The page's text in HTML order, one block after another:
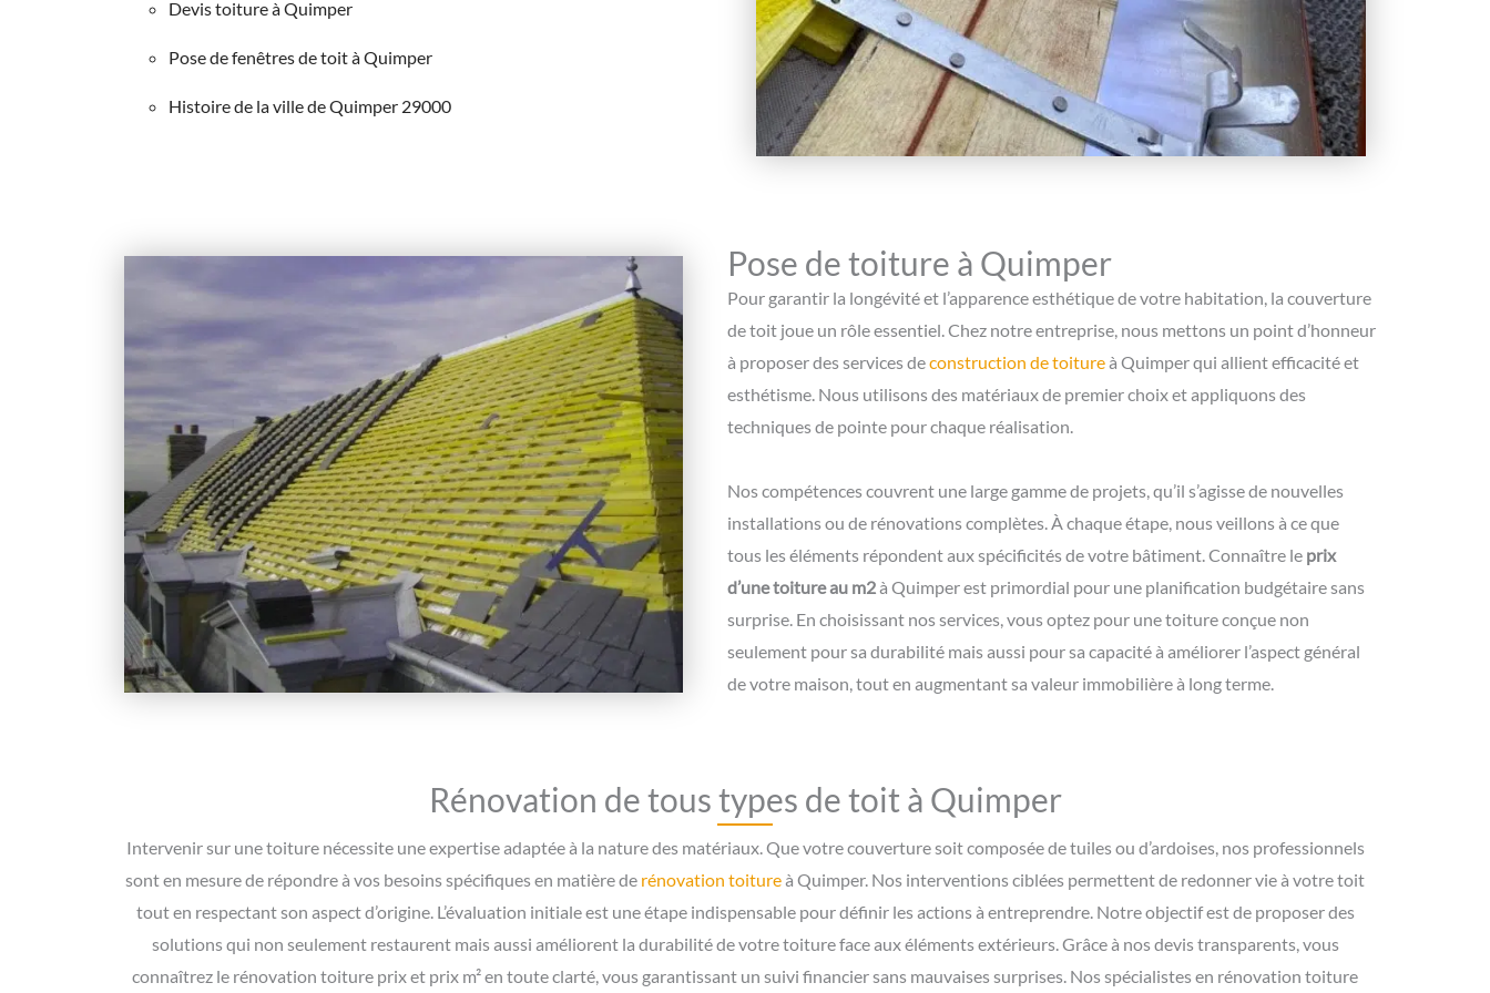
Devis toiture à Quimper
Pose de fenêtres de toit à Quimper
Histoire de la ville de Quimper 29000
Pose de toiture à Quimper
Pour garantir la longévité et l’apparence esthétique de votre habitation, la couverture
de toit joue un rôle essentiel. Chez notre entreprise, nous mettons un point d’honneur
à proposer des services deconstruction de toitureà Quimper qui allient efficacité et
esthétisme. Nous utilisons des matériaux de premier choix et appliquons des
techniques de pointe pour chaque réalisation.
Nos compétences couvrent une large gamme de projets, qu’il s’agisse de nouvelles
installations ou de rénovations complètes. À chaque étape, nous veillons à ce que
tous les éléments répondent aux spécificités de votre bâtiment. Connaître le prix
d’une toiture au m2à Quimper est primordial pour une planification budgétaire sans
surprise. En choisissant nos services, vous optez pour une toiture conçue non
seulement pour sa durabilité mais aussi pour sa capacité à améliorer l’aspect général
de votre maison, tout en augmentant sa valeur immobilière à long terme.
Rénovation de tous types de toit à Quimper
Intervenir sur une toiture nécessite une expertise adaptée à la nature des matériaux. Que votre couverture soit composée de tuiles ou d’ardoises, nos professionnels
sont en mesure de répondre à vos besoins spécifiques en matière de rénovation toitureà Quimper. Nos interventions ciblées permettent de redonner vie à votre toit
tout en respectant son aspect d’origine. L’évaluation initiale est une étape indispensable pour définir les actions à entreprendre. Notre objectif est de proposer des
solutions qui non seulement restaurent mais aussi améliorent la durabilité de votre toiture face aux éléments extérieurs. Grâce à nos devis transparents, vous
connaîtrez le rénovation toiture prix et prix m² en toute clarté, vous garantissant un suivi financier sans mauvaises surprises. Nos spécialistes en rénovation toiture